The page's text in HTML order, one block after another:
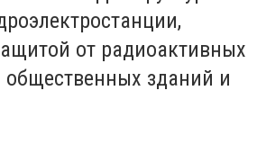
от радиоактивных
общественных зданий и